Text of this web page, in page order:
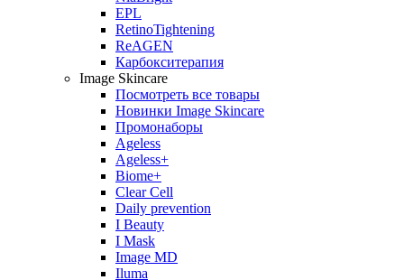
EPL
RetinoTightening
ReAGEN
Карбокситерапия
Image Skincare
Посмотреть все товары
Новинки Image Skincare
Промонаборы
Ageless
Ageless+
Biome+
Clear Cell
Daily prevention
I Beauty
I Mask
Image MD
Iluma